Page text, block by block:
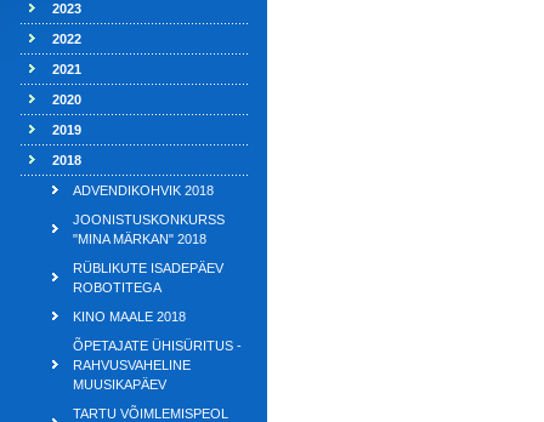
2023
2022
2021
2020
2019
2018
ADVENDIKOHVIK 2018
JOONISTUSKONKURSS
"MINA MÄRKAN" 2018
RÜBLIKUTE ISADEPÄEV
ROBOTITEGA
KINO MAALE 2018
ÕPETAJATE ÜHISÜRITUS -
RAHVUSVAHELINE
MUUSIKAPÄEV
TARTU VÕIMLEMISPEOL